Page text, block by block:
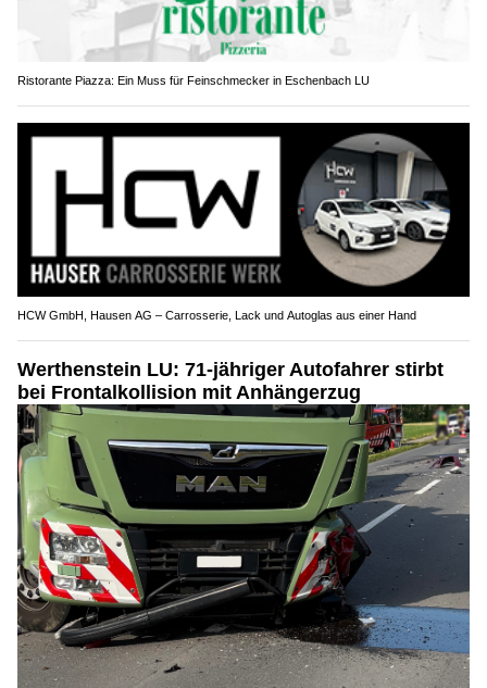
Ristorante Piazza: Ein Muss für Feinschmecker in Eschenbach LU
HCW GmbH, Hausen AG – Carrosserie, Lack und Autoglas aus einer Hand
Werthenstein LU: 71-jähriger Autofahrer stirbt
bei Frontalkollision mit Anhängerzug